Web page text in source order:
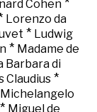
Cohen*
Lorenzo da
* Ludwig
* Madame de
Barbara di
Claudius*
Michelangelo
* Miguel de